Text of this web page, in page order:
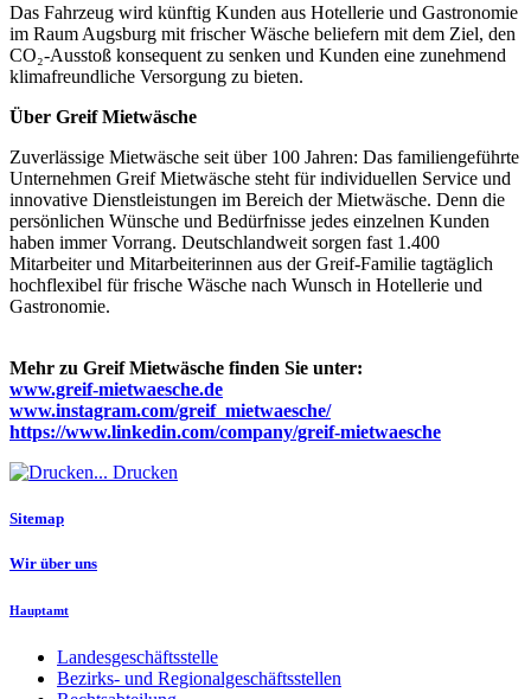
Das Fahrzeug wird künftig Kunden aus Hotellerie und Gastronomie
im Raum Augsburg mit frischer Wäsche beliefern mit dem Ziel, den
CO₂-Ausstoß konsequent zu senken und Kunden eine zunehmend
klimafreundliche Versorgung zu bieten.
Über Greif Mietwäsche
Zuverlässige Mietwäsche seit über 100 Jahren: Das familiengeführte
Unternehmen Greif Mietwäsche steht für individuellen Service und
innovative Dienstleistungen im Bereich der Mietwäsche. Denn die
persönlichen Wünsche und Bedürfnisse jedes einzelnen Kunden
haben immer Vorrang. Deutschlandweit sorgen fast 1.400
Mitarbeiter und Mitarbeiterinnen aus der Greif-Familie tagtäglich
hochflexibel für frische Wäsche nach Wunsch in Hotellerie und
Gastronomie.
Mehr zu Greif Mietwäsche finden Sie unter:
www.greif-mietwaesche.de
www.instagram.com/greif_mietwaesche/
https://www.linkedin.com/company/greif-mietwaesche
Drucken
Sitemap
Wir über uns
Hauptamt
Landesgeschäftsstelle
Bezirks- und Regionalgeschäftsstellen